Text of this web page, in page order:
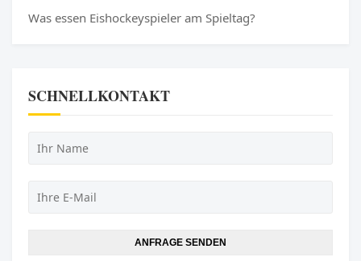
Was essen Eishockeyspieler am Spieltag?
SCHNELLKONTAKT
ANFRAGE SENDEN